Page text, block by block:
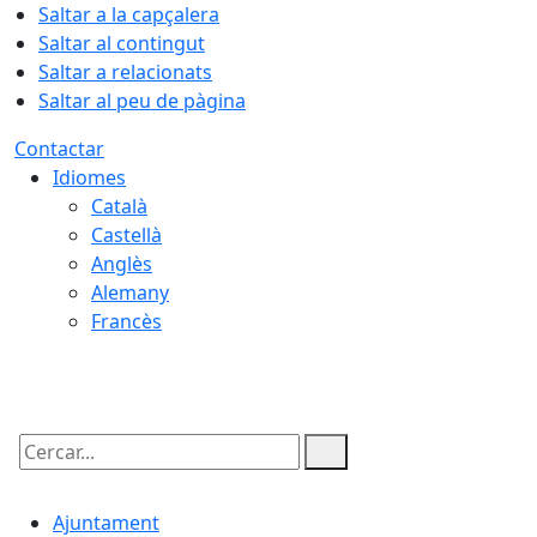
Saltar a la capçalera
Saltar al contingut
Saltar a relacionats
Saltar al peu de pàgina
Contactar
Idiomes
Català
Castellà
Anglès
Alemany
Francès
Cercar:
Ajuntament